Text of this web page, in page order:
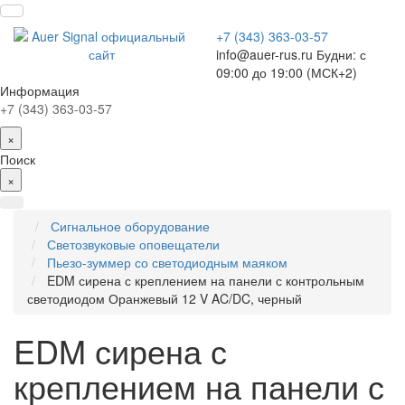
+7 (343) 363-03-57
info@auer-rus.ru Будни: с
09:00 до 19:00 (МСК+2)
Информация
+7 (343) 363-03-57
×
Поиск
×
Сигнальное оборудование
Светозвуковые оповещатели
Пьезо-зуммер со светодиодным маяком
EDM сирена с креплением на панели с контрольным
светодиодом Оранжевый 12 V AC/DC, черный
EDM сирена с
креплением на панели с